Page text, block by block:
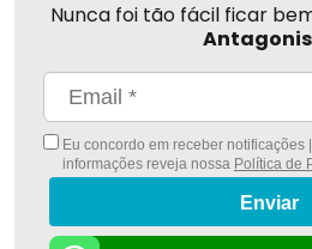
Nunca foi tão fácil ficar
Eu concordo em receber notificações
informações reveja nossa Política de
Enviar